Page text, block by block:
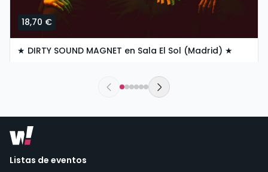
18,70 €
★ DIRTY SOUND MAGNET en Sala El Sol (Madrid) ★
Listas de eventos